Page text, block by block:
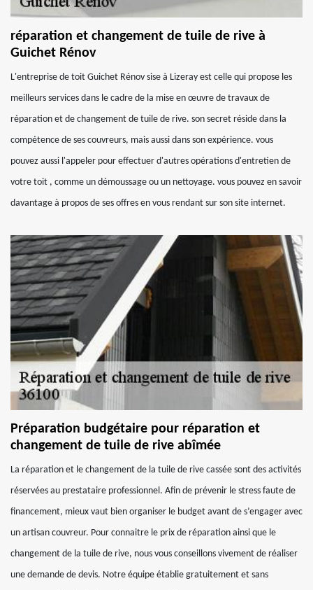
réparation et changement de tuile de rive à
Guichet Rénov
L'entreprise de toit Guichet Rénov sise à Lizeray est celle qui propose les
meilleurs services dans le cadre de la mise en œuvre de travaux de
réparation et de changement de tuile de rive. son secret réside dans la
compétence de ses couvreurs, mais aussi dans son expérience. vous
pouvez aussi l'appeler pour effectuer d'autres opérations d'entretien de
votre toit , comme un démoussage ou un nettoyage. vous pouvez en savoir
davantage à propos de ses offres en vous rendant sur son site internet.
Préparation budgétaire pour réparation et
changement de tuile de rive abîmée
La réparation et le changement de la tuile de rive cassée sont des activités
réservées au prestataire professionnel. Afin de prévenir le stress faute de
financement, mieux vaut bien organiser le budget avant de s’engager avec
un artisan couvreur. Pour connaitre le prix de réparation ainsi que le
changement de la tuile de rive, nous vous conseillons vivement de réaliser
une demande de devis. Notre équipe établie gratuitement et sans